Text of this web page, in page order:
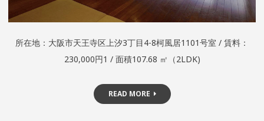
所在地：大阪市天王寺区上汐3丁目4-8柯風居1101号室 / 賃料：
230,000円1 / 面積107.68 ㎡（2LDK)
READ MORE